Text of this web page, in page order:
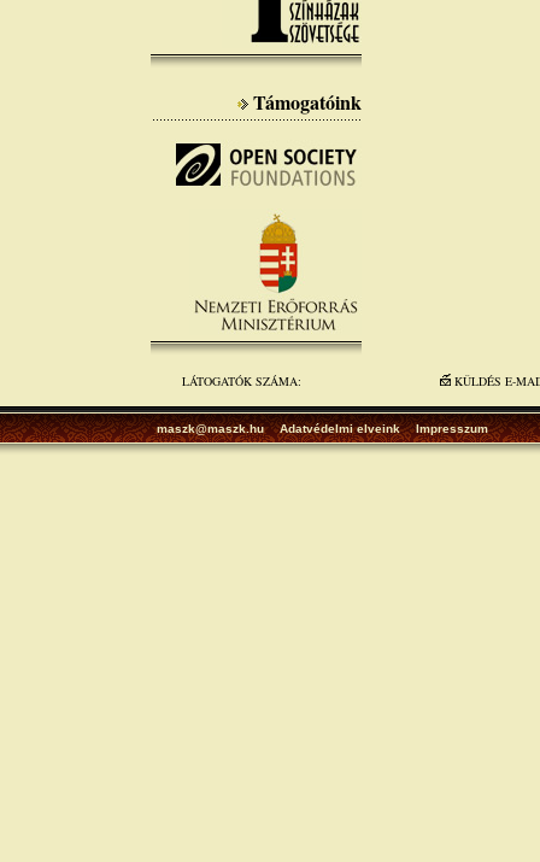
Támogatóink
LÁTOGATÓK SZÁMA: KÜLDÉS E-
maszk@maszk.hu Adatvédelmi elveink Impresszum